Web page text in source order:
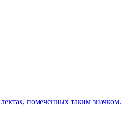
помеченных таким значком.